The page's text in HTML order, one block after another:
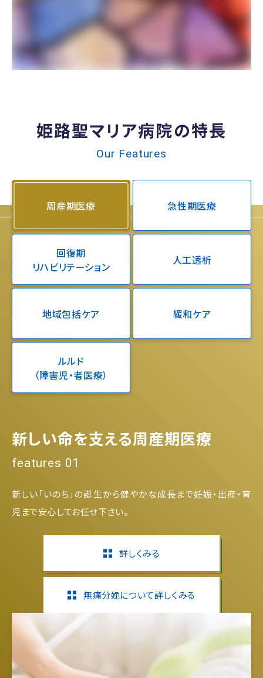
姫路聖マリア病院の特長
Our Features
周産期医療 急性期医療
回復期
リハビリテーション
人工透析
地域包括ケア 緩和ケア
ルルド
（障害児・者医療）
新しい命を支える周産期医療
features 01
新しい「いのち」の誕生から健やかな成長まで妊娠・出産・育
児まで安心してお任せ下さい。
詳しくみる
無痛分娩について詳しくみる